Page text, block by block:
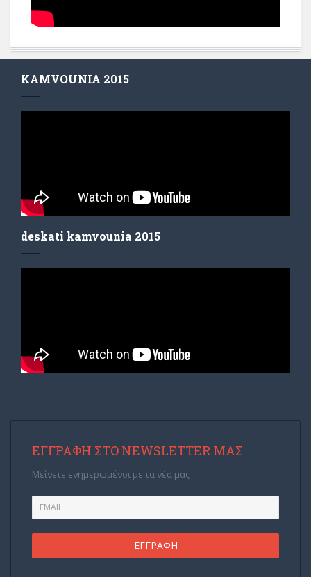
KAMVOUNIA 2015
deskati kamvounia 2015
ΕΓΓΡΑΦΉ ΣΤΟ NEWSLETTER ΜΑΣ
Μείνετε ενημερωμένοι με τα νέα μας